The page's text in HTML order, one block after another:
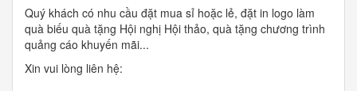
Quý khách có nhu cầu đặt mua sỉ hoặc lẻ, đặt in logo làm
quà biếu quà tặng Hội nghị Hội thảo, quà tặng chương trình
quảng cáo khuyến mãi...
Xin vui lòng liên hệ: